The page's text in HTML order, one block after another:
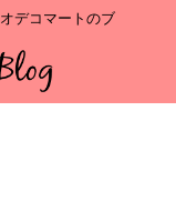
デコマートのブ